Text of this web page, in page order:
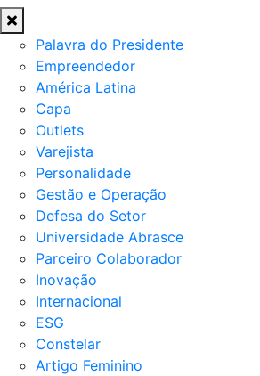
Palavra do Presidente
Empreendedor
América Latina
Capa
Outlets
Varejista
Personalidade
Gestão e Operação
Defesa do Setor
Universidade Abrasce
Parceiro Colaborador
Inovação
Internacional
ESG
Constelar
Artigo Feminino